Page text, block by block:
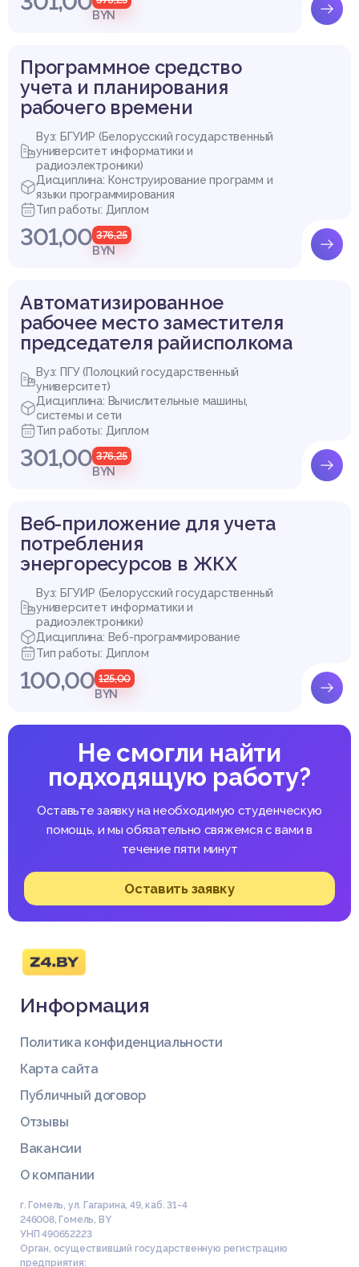
BYN
Программное средство
учета и планирования
рабочего времени
Вуз: БГУИР (Белорусский государственный
университет информатики и
радиоэлектроники)
Дисциплина: Конструирование программ и
языки программирования
Тип работы: Диплом
301,00 376,25
BYN
Автоматизированное
рабочее место заместителя
председателя райисполкома
Вуз: ПГУ (Полоцкий государственный
университет)
Дисциплина: Вычислительные машины,
системы и сети
Тип работы: Диплом
301,00 376,25
BYN
Веб-приложение для учета
потребления
энергоресурсов в ЖКХ
Вуз: БГУИР (Белорусский государственный
университет информатики и
радиоэлектроники)
Дисциплина: Веб-программирование
Тип работы: Диплом
100,00 125,00
BYN
Не смогли найти
подходящую работу?
Оставьте заявку на необходимую студенческую
помощь, и мы обязательно свяжемся с вами в
течение пяти минут
Оставить заявку
Информация
Политика конфиденциальности
Карта сайта
Публичный договор
Отзывы
Вакансии
О компании
г. Гомель, ул. Гагарина, 49, каб. 31-4
246008, Гомель, BY
УНП 490652223
Орган, осуществивший государственную регистрацию
предприятия: